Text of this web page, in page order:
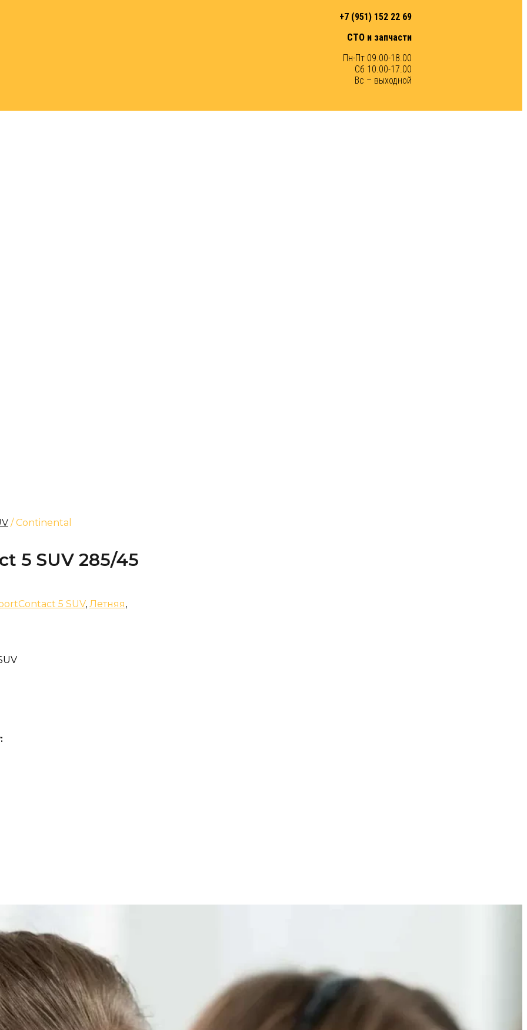
+7 (951) 152 22 69
СТО и запчасти
Пн-Пт 09.00-18.00
Сб 10.00-17.00
Вс – выходной
/ Continental
5 SUV 285/45
5 SUV, Летняя,